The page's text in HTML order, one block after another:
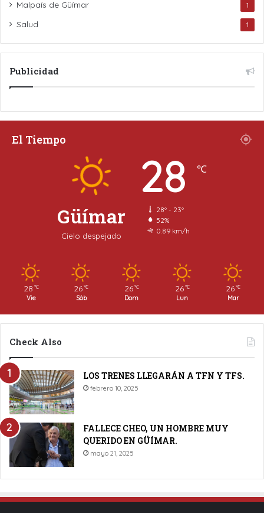
Malpaís de Güímar 1
Salud 1
Publicidad
El Tiempo
Güímar
Cielo despejado
28 ℃
28º - 23º
52%
0.89 km/h
28 ℃
Vie
26 ℃
Sáb
26 ℃
Dom
26 ℃
Lun
26 ℃
Mar
Check Also
LOS TRENES LLEGARÁN A TFN Y TFS.
febrero 10, 2025
FALLECE CHEO, UN HOMBRE MUY
QUERIDO EN GÜÍMAR.
mayo 21, 2025